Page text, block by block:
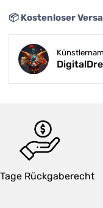
📦 Kostenloser
Rückgaberecht